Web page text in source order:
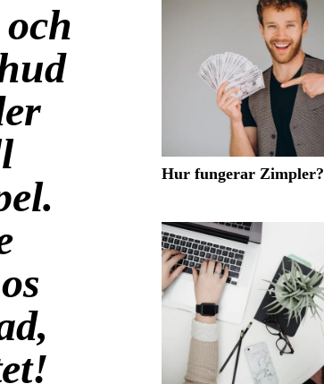
Hur fungerar Zimpler?